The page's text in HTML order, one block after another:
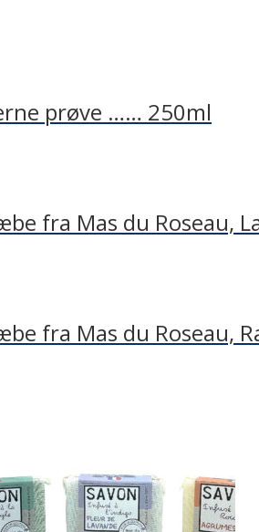
prøve …… 250ml
fra Mas du Roseau,
fra Mas du Roseau,